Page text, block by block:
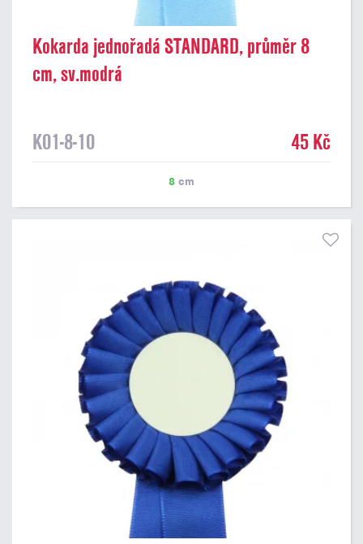
Kokarda jednořadá STANDARD, průměr 8
cm, sv.modrá
K01-8-10 45 Kč
8 cm